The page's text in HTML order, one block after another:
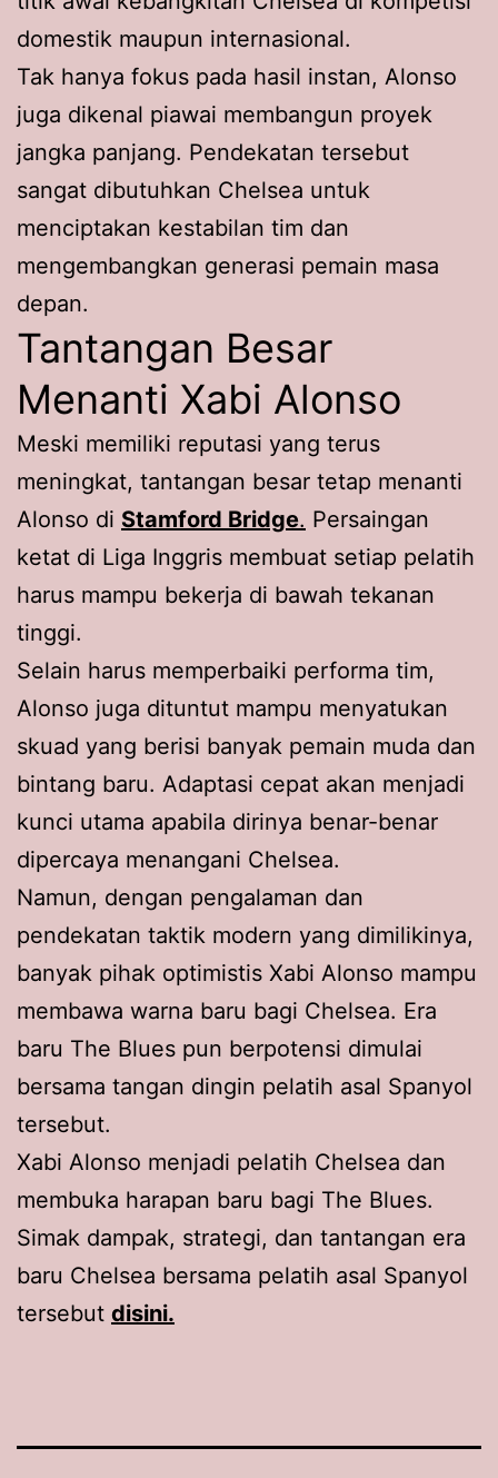
domestik maupun internasional.
Tak hanya fokus pada hasil instan, Alonso
juga dikenal piawai membangun proyek
jangka panjang. Pendekatan tersebut
sangat dibutuhkan Chelsea untuk
menciptakan kestabilan tim dan
mengembangkan generasi pemain masa
depan.
Tantangan Besar
Menanti Xabi Alonso
Meski memiliki reputasi yang terus
meningkat, tantangan besar tetap menanti
Alonso di Stamford Bridge. Persaingan
ketat di Liga Inggris membuat setiap pelatih
harus mampu bekerja di bawah tekanan
tinggi.
Selain harus memperbaiki performa tim,
Alonso juga dituntut mampu menyatukan
skuad yang berisi banyak pemain muda dan
bintang baru. Adaptasi cepat akan menjadi
kunci utama apabila dirinya benar-benar
dipercaya menangani Chelsea.
Namun, dengan pengalaman dan
pendekatan taktik modern yang dimilikinya,
banyak pihak optimistis Xabi Alonso mampu
membawa warna baru bagi Chelsea. Era
baru The Blues pun berpotensi dimulai
bersama tangan dingin pelatih asal Spanyol
tersebut.
Xabi Alonso menjadi pelatih Chelsea dan
membuka harapan baru bagi The Blues.
Simak dampak, strategi, dan tantangan era
baru Chelsea bersama pelatih asal Spanyol
tersebut disini.